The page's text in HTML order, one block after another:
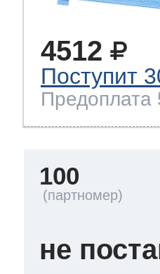
4512
Поступит
Предоплата
100
не